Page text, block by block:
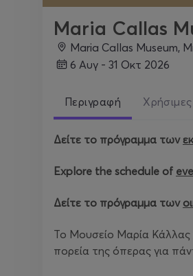
Maria Callas
Maria Callas
6 Αυγ - 31 Οκτ 2026
Περιγραφή
Δείτε το πρόγραμμα των
Explore the schedule of
Δείτε το πρόγραμμα των
Το Μουσείο Μαρία Κάλλας
πορεία της όπερας για